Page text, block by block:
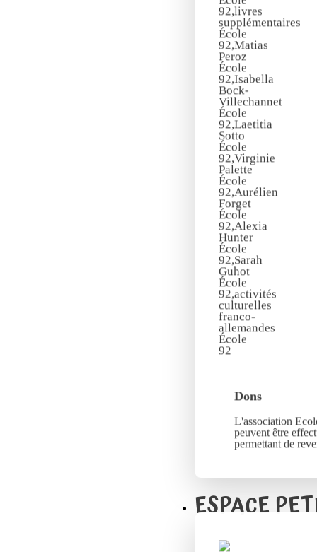
Dons
L'association
peuvent être
permettant de
ESPACE